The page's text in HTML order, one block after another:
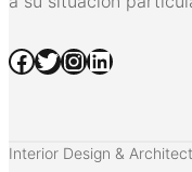
Facebook Twitter InstagramLinkedIn
Interior Design &